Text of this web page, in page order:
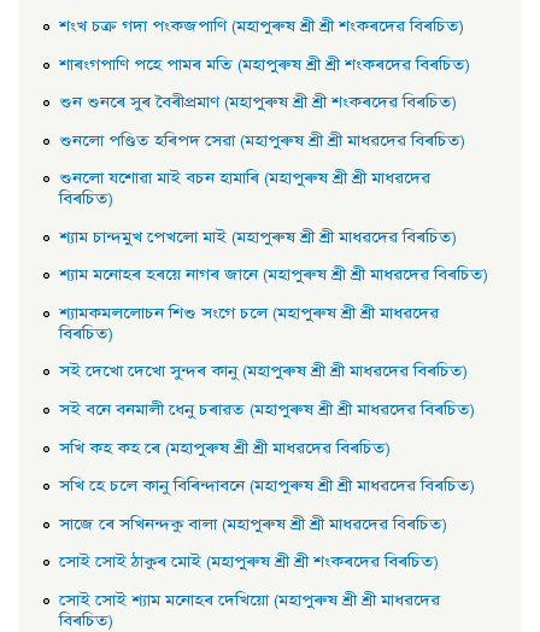
শংখ চক্র গদা পংকজপাণি (মহাপুৰুষ শ্ৰী শ্ৰী শংকৰদেৱ বিৰচিত)
শাৰংগপাণি পহে পামৰ মতি (মহাপুৰুষ শ্ৰী শ্ৰী শংকৰদেৱ বিৰচিত)
শুন শুনৰে সুৰ বৈৰীপ্রমাণ (মহাপুৰুষ শ্ৰী শ্ৰী শংকৰদেৱ বিৰচিত)
শুনলাে পণ্ডিত হৰিপদ সেৱা (মহাপুৰুষ শ্ৰী শ্ৰী মাধৱদেৱ বিৰচিত)
শুনলাে যশােৱা মাই বচন হামাৰি (মহাপুৰুষ শ্ৰী শ্ৰী মাধৱদেৱ
বিৰচিত)
শ্যাম চান্দমুখ পেখলাে মাই (মহাপুৰুষ শ্ৰী শ্ৰী মাধৱদেৱ বিৰচিত)
শ্যাম মনােহৰ হৰয়ে নাগৰ জানে (মহাপুৰুষ শ্ৰী শ্ৰী মাধৱদেৱ বিৰচিত)
শ্যামকমললােচন শিশু সংগে চলে (মহাপুৰুষ শ্ৰী শ্ৰী মাধৱদেৱ
বিৰচিত)
সই দেখাে দেখাে সুন্দৰ কানু (মহাপুৰুষ শ্ৰী শ্ৰী মাধৱদেৱ বিৰচিত)
সই বনে বনমালী ধেনু চৰাৱত (মহাপুৰুষ শ্ৰী শ্ৰী মাধৱদেৱ বিৰচিত)
সখি কহ কহ ৰে (মহাপুৰুষ শ্ৰী শ্ৰী মাধৱদেৱ বিৰচিত)
সখি হে চলে কানু বিৰিন্দাবনে (মহাপুৰুষ শ্ৰী শ্ৰী মাধৱদেৱ বিৰচিত)
সাজে ৰে সখিনন্দকু বালা (মহাপুৰুষ শ্ৰী শ্ৰী মাধৱদেৱ বিৰচিত)
সােই সােই ঠাকুৰ মােই (মহাপুৰুষ শ্ৰী শ্ৰী শংকৰদেৱ বিৰচিত)
সােই সােই শ্যাম মনােহৰ দেখিয়াে (মহাপুৰুষ শ্ৰী শ্ৰী মাধৱদেৱ
বিৰচিত)